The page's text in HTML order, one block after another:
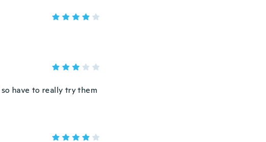
have to really try them